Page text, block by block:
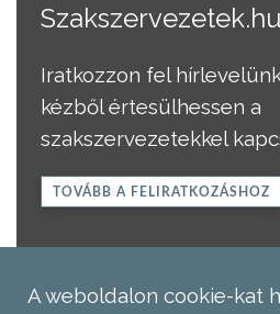
Iratkozzon fel
kézből értesülhessen a
szakszervezetekkel
TOVÁBB A FELIRATKOZÁSHOZ
A weboldalon cookie-kat